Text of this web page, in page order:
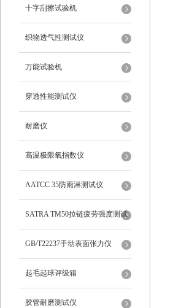
十字刮擦试验机
织物透气性测试仪
万能试验机
穿透性能测试仪
耐磨仪
高温极限氧指数仪
AATCC 35防雨淋测试仪
SATRA TM50拉链疲劳强度测试
仪
GB/T22237手动表面张力仪
起毛起球评级箱
胶管耐磨测试仪